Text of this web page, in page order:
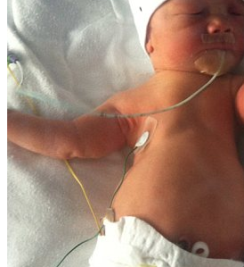
QUEM SOMOS
SOMOS TODOS GIGANTES
NANISMO BRASIL
DISPLASIA DIASTRÓFICA